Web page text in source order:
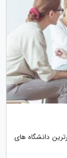
دانشگاه های